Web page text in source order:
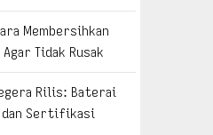
Membersihkan
Agar Tidak Rusak
Rilis: Baterai
dan Sertifikasi